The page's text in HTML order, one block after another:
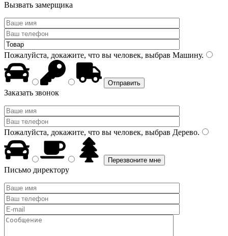
Вызвать замерщика
Пожалуйста, докажите, что вы человек, выбрав Машину.
Заказать звонок
Пожалуйста, докажите, что вы человек, выбрав Дерево.
Письмо директору